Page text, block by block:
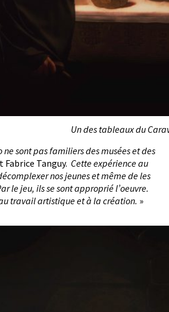
Un des tableaux du
ne sont pas familiers des musées et des
Fabrice Tanguy. Cette expérience au
nos jeunes et même de les
le jeu, ils se sont approprié l’oeuvre.
travail artistique et à la création. »